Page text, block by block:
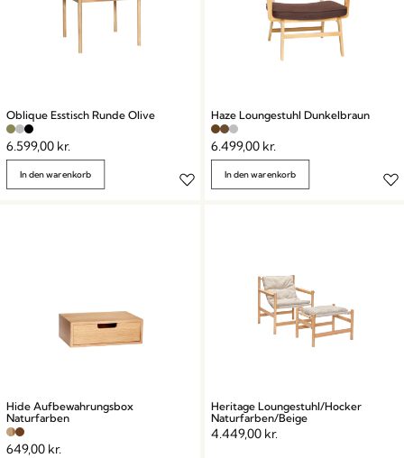
Oblique Esstisch Runde Olive
6.599,00 kr.
In den warenkorb
Haze Loungestuhl Dunkelbraun
6.499,00 kr.
In den warenkorb
Hide Aufbewahrungsbox
Naturfarben
649,00 kr.
Heritage Loungestuhl/Hocker
Naturfarben/Beige
4.449,00 kr.